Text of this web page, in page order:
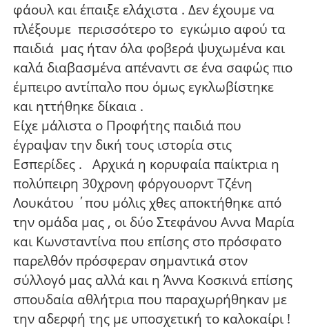
φάουλ και έπαιξε ελάχιστα . Δεν έχουμε να
πλέξουμε περισσότερο το εγκώμιο αφού τα
παιδιά μας ήταν όλα φοβερά ψυχωμένα και
καλά διαβασμένα απέναντι σε ένα σαφώς πιο
έμπειρο αντίπαλο που όμως εγκλωβίστηκε
και ηττήθηκε δίκαια .
Είχε μάλιστα ο Προφήτης παιδιά που
έγραψαν την δική τους ιστορία στις
Εσπερίδες .
Αρχικά η κορυφαία παίκτρια η
πολύπειρη 30χρονη φόργουορντ Τζένη
Λουκάτου ΄που μόλις χθες αποκτήθηκε από
την ομάδα μας , οι δύο Στεφάνου Αννα Μαρία
και Κωνσταντίνα που επίσης στο πρόσφατο
παρελθόν πρόσφεραν σημαντικά στον
σύλλογό μας αλλά και η Άννα Κοσκινά επίσης
σπουδαία αθλήτρια που παραχωρήθηκαν με
την αδερφή της με υποσχετική το καλοκαίρι !